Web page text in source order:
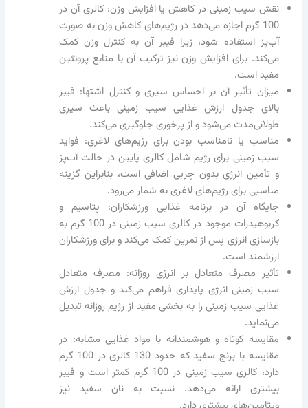
نقش سیب زمینی در کاهش یا افزایش وزن: کالری آن در
100 گرم اجازه می‌دهد در رژیم‌های کاهش وزن به صورت
آب‌پز استفاده شود، زیرا فیبر آن به کنترل وزن کمک
می‌کند. برای افزایش وزن نیز ترکیب آن با منابع پروتئین
مفید است.
میزان تأثیر آن بر احساس سیری و کنترل اشتها: فیبر
بالای جدول ارزش غذایی سیب زمینی باعث سیری
طولانی‌مدت می‌شود و از پرخوری جلوگیری می‌کند.
مناسب یا نامناسب بودن برای رژیم‌های لاغری: فواید
سیب زمینی برای رژیم شامل کالری پایین در حالت آب‌پز
و تأمین انرژی بدون چربی اضافی است، بنابراین گزینه
مناسبی برای رژیم‌های لاغری به شمار می‌رود.
جایگاه آن در برنامه غذایی ورزشکاران: پتاسیم و
کربوهیدرات موجود در کالری سیب زمینی در 100 گرم به
بازسازی انرژی پس از تمرین کمک می‌کند و برای ورزشکاران
ارزشمند است.
تأثیر مصرف متعادل بر انرژی روزانه: مصرف متعادل
سیب زمینی انرژی پایداری فراهم می‌کند و جدول ارزش
غذایی سیب زمینی را به بخشی مفید از رژیم روزانه تبدیل
می‌نماید.
مقایسه کوتاه و هوشمندانه با مواد غذایی مشابه: در
مقایسه با برنج سفید که حدود 130 کالری در 100 گرم
دارد، کالری سیب زمینی در 100 گرم کمتر است و فیبر
بیشتری ارائه می‌دهد. نسبت به نان سفید نیز